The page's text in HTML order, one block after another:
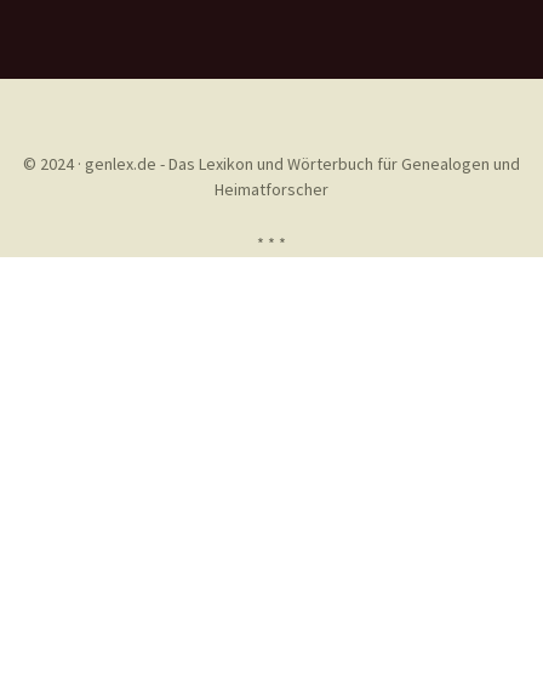
© 2024 · genlex.de - Das Lexikon und Wörterbuch für Genealogen und
Heimatforscher
* * *